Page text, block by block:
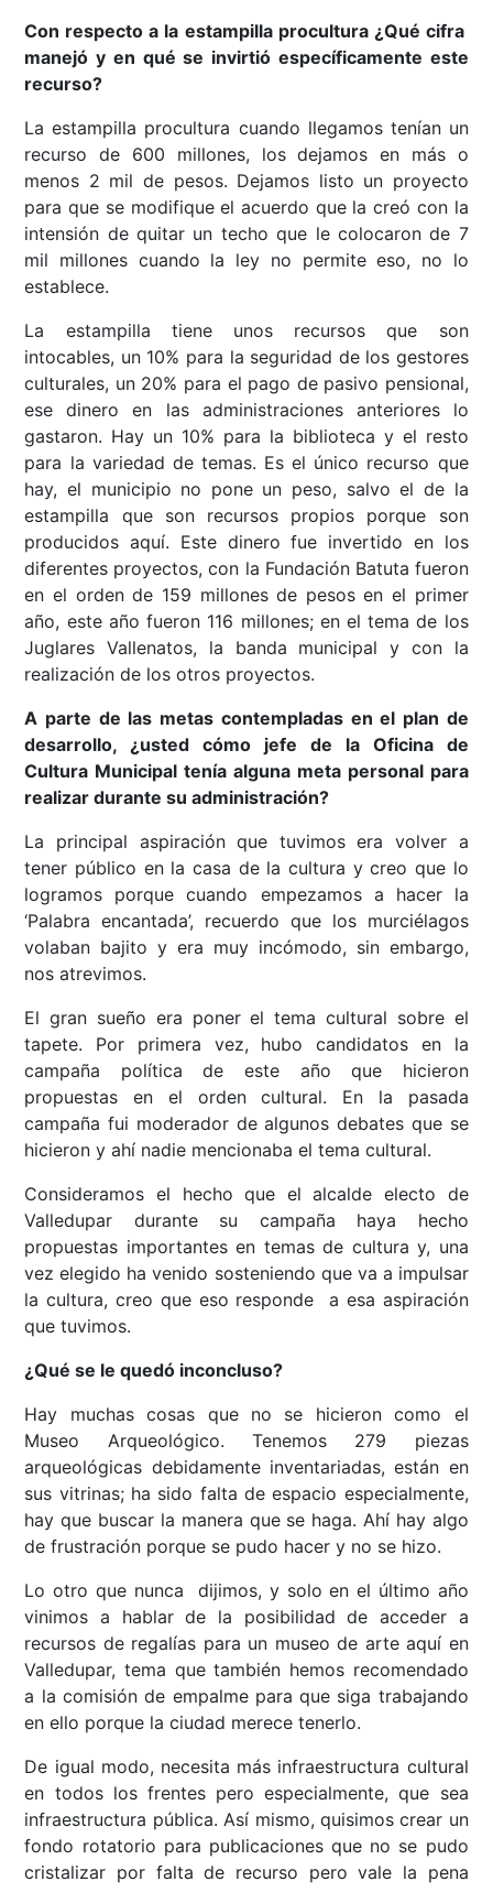
Con respecto a la estampilla procultura ¿Qué cifra
manejó y en qué se invirtió específicamente este
recurso?
La estampilla procultura cuando llegamos tenían un
recurso de 600 millones, los dejamos en más o
menos 2 mil de pesos. Dejamos listo un proyecto
para que se modifique el acuerdo que la creó con la
intensión de quitar un techo que le colocaron de 7
mil millones cuando la ley no permite eso, no lo
establece.
La estampilla tiene unos recursos que son
intocables, un 10% para la seguridad de los gestores
culturales, un 20% para el pago de pasivo pensional,
ese dinero en las administraciones anteriores lo
gastaron. Hay un 10% para la biblioteca y el resto
para la variedad de temas. Es el único recurso que
hay, el municipio no pone un peso, salvo el de la
estampilla que son recursos propios porque son
producidos aquí. Este dinero fue invertido en los
diferentes proyectos, con la Fundación Batuta fueron
en el orden de 159 millones de pesos en el primer
año, este año fueron 116 millones; en el tema de los
Juglares Vallenatos, la banda municipal y con la
realización de los otros proyectos.
A parte de las metas contempladas en el plan de
desarrollo, ¿usted cómo jefe de la Oficina de
Cultura Municipal tenía alguna meta personal para
realizar durante su administración?
La principal aspiración que tuvimos era volver a
tener público en la casa de la cultura y creo que lo
logramos porque cuando empezamos a hacer la
‘Palabra encantada’, recuerdo que los murciélagos
volaban bajito y era muy incómodo, sin embargo,
nos atrevimos.
El gran sueño era poner el tema cultural sobre el
tapete. Por primera vez, hubo candidatos en la
campaña política de este año que hicieron
propuestas en el orden cultural. En la pasada
campaña fui moderador de algunos debates que se
hicieron y ahí nadie mencionaba el tema cultural.
Consideramos el hecho que el alcalde electo de
Valledupar durante su campaña haya hecho
propuestas importantes en temas de cultura y, una
vez elegido ha venido sosteniendo que va a impulsar
la cultura, creo que eso responde a esa aspiración
que tuvimos.
¿Qué se le quedó inconcluso?
Hay muchas cosas que no se hicieron como el
Museo Arqueológico. Tenemos 279 piezas
arqueológicas debidamente inventariadas, están en
sus vitrinas; ha sido falta de espacio especialmente,
hay que buscar la manera que se haga. Ahí hay algo
de frustración porque se pudo hacer y no se hizo.
Lo otro que nunca dijimos, y solo en el último año
vinimos a hablar de la posibilidad de acceder a
recursos de regalías para un museo de arte aquí en
Valledupar, tema que también hemos recomendado
a la comisión de empalme para que siga trabajando
en ello porque la ciudad merece tenerlo.
De igual modo, necesita más infraestructura cultural
en todos los frentes pero especialmente, que sea
infraestructura pública. Así mismo, quisimos crear un
fondo rotatorio para publicaciones que no se pudo
cristalizar por falta de recurso pero vale la pena